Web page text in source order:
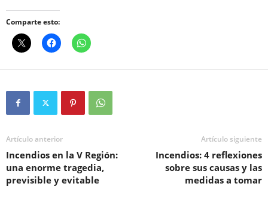
Comparte esto:
Artículo anterior
Incendios en la V Región:
una enorme tragedia,
previsible y evitable
Artículo siguiente
Incendios: 4 reflexiones
sobre sus causas y las
medidas a tomar